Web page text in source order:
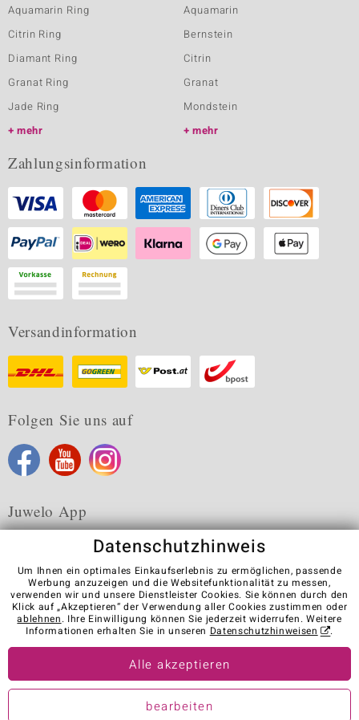
Aquamarin Ring
Citrin Ring
Diamant Ring
Granat Ring
Jade Ring
mehr
Aquamarin
Bernstein
Citrin
Granat
Mondstein
mehr
Zahlungsinformation
Versandinformation
Folgen Sie uns auf
Juwelo App
Karriere AGB Datenschutz Cookies
Impressum
Kontakt
Vertrag widerrufen
Visit our stores in other countries:
© Juwelo Deutschland GmbH (ein Tochterunternehmen der elumeo
SE)
Datenschutzhinweis
Um Ihnen ein optimales Einkaufserlebnis zu ermöglichen, passende
Werbung anzuzeigen und die Websitefunktionalität zu messen,
verwenden wir und unsere Dienstleister Cookies. Sie können durch den
Klick auf „Akzeptieren“ der Verwendung aller Cookies zustimmen oder
ablehnen. Ihre Einwilligung können Sie jederzeit widerrufen. Weitere
Informationen erhalten Sie in unseren Datenschutzhinweisen .
Alle akzeptieren
bearbeiten